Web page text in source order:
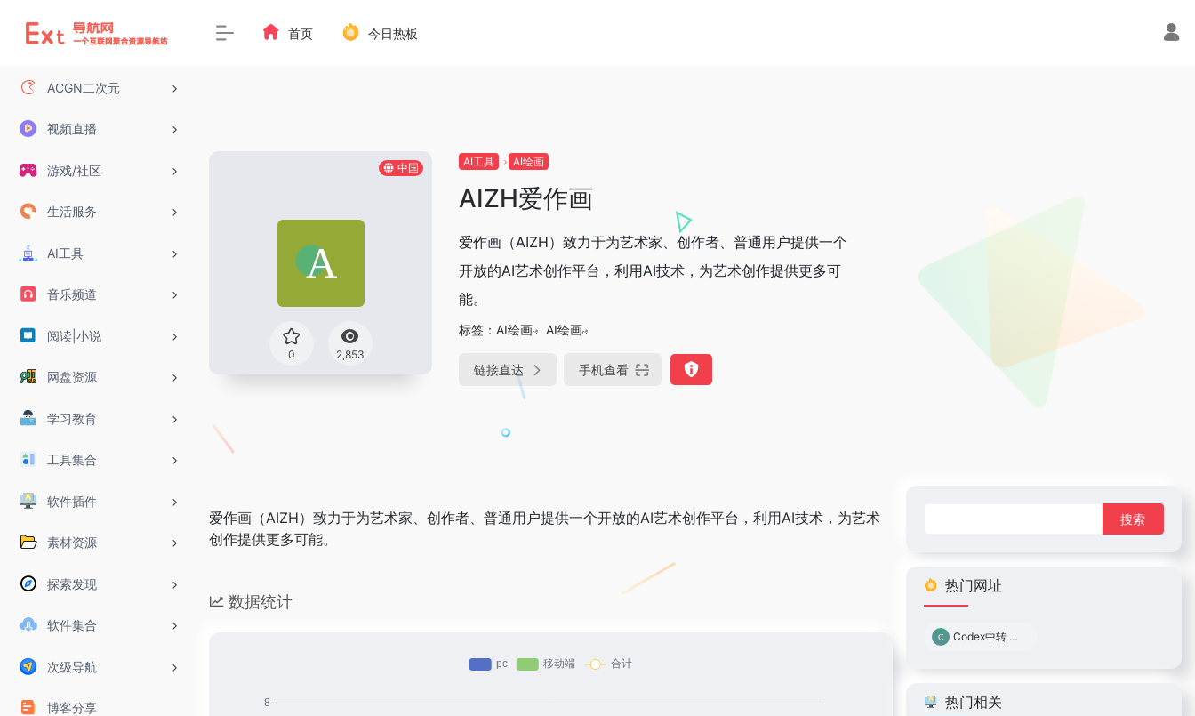
ACGN二次元
视频直播
游戏/社区
生活服务
AI工具
音乐频道
阅读|小说
网盘资源
学习教育
工具集合
软件插件
素材资源
探索发现
软件集合
次级导航
博客分享
首页 今日热板
中国
0 2,853
AI工具 AI绘画
AIZH爱作画
爱作画（AIZH）致力于为艺术家、创作者、普通用户提供一个
开放的AI艺术创作平台，利用AI技术，为艺术创作提供更多可
能。
标签： AI绘画 AI绘画
链接直达 手机查看
爱作画（AIZH）致力于为艺术家、创作者、普通用户提供一个开放的AI艺术创作平台，利用AI技术，为艺术
创作提供更多可能。
数据统计
热门网址
Codex中转 0.05倍率
热门相关